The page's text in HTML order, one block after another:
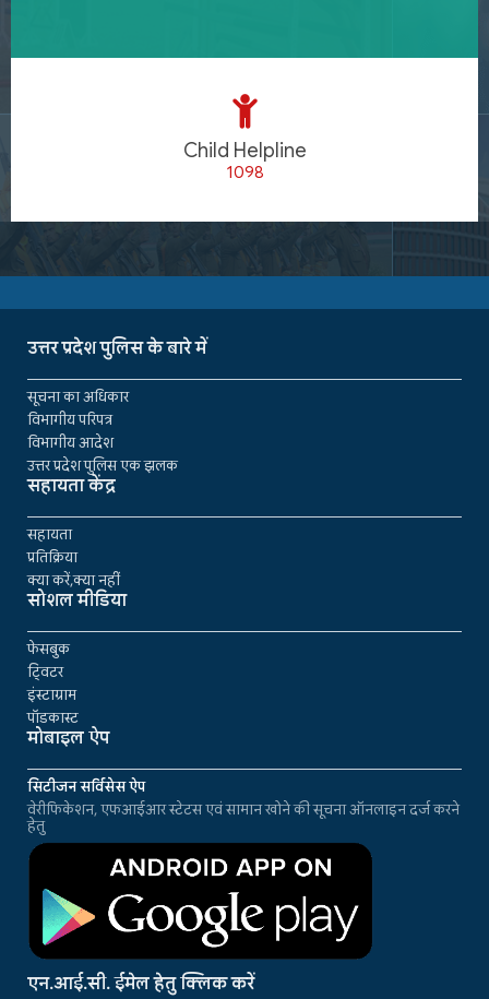
Child Helpline
1098
उत्तर प्रदेश पुलिस के बारे में
सूचना का अधिकार
विभागीय परिपत्र
विभागीय आदेश
उत्तर प्रदेश पुलिस एक झलक
सहायता केंद्र
सहायता
प्रतिक्रिया
क्या करें,क्या नहीं
सोशल मीडिया
फेसबुक
ट्विटर
इंस्टाग्राम
पॉडकास्ट
मोबाइल ऐप
सिटीजन सर्विसेस ऐप
वेरीफिकेशन, एफआईआर स्टेटस एवं सामान खोने की सूचना ऑनलाइन दर्ज करने
हेतु
एन.आई.सी. ईमेल हेतु क्लिक करें